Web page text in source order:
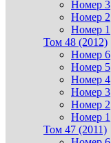
Номер 3
Номер 2
Номер 1
Том 48 (2012)
Номер 6
Номер 5
Номер 4
Номер 3
Номер 2
Номер 1
Том 47 (2011)